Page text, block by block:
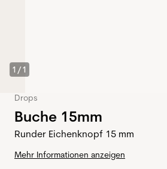
1 /1
Drops
Buche 15mm
Runder Eichenknopf 15 mm
Mehr Informationen anzeigen